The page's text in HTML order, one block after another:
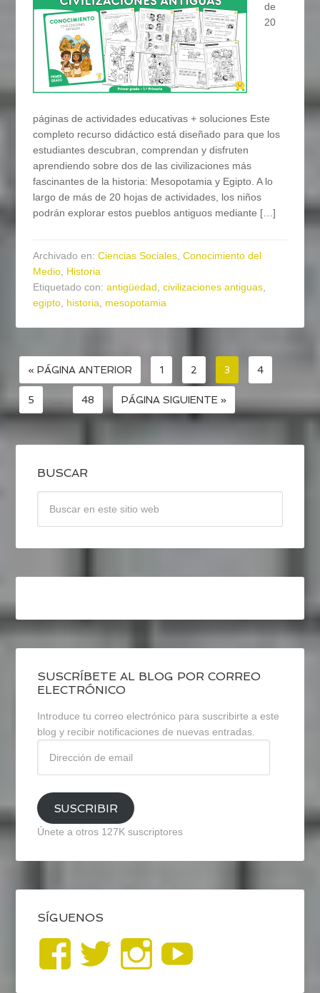
de
20
páginas de actividades educativas + soluciones Este
completo recurso didáctico está diseñado para que los
estudiantes descubran, comprendan y disfruten
aprendiendo sobre dos de las civilizaciones más
fascinantes de la historia: Mesopotamia y Egipto. A lo
largo de más de 20 hojas de actividades, los niños
podrán explorar estos pueblos antiguos mediante […]
Archivado en:Ciencias Sociales,Conocimiento del
Medio, Historia
Etiquetado con:antigüedad,civilizaciones antiguas,
egipto, historia, mesopotamia
« PÁGINA ANTERIOR 1 2 3 4
5 … 48 PÁGINA SIGUIENTE »
BUSCAR
SUSCRÍBETE AL BLOG POR CORREO
ELECTRÓNICO
Introduce tu correo electrónico para suscribirte a este
blog y recibir notificaciones de nuevas entradas.
email
SUSCRIBIR
Únete a otros 127K suscriptores
SÍGUENOS
VerVerVer